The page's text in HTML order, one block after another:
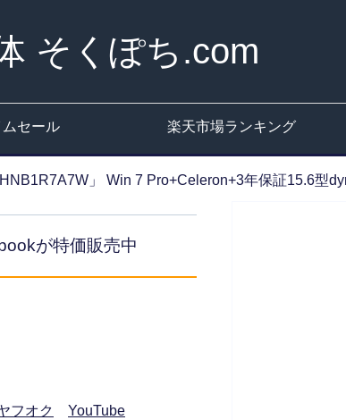
そくぽち.com
ムセール 楽天市場ランキング
」 Win 7 Pro+Celeron+3年保証15.6型
が特価販売中
フオク YouTube